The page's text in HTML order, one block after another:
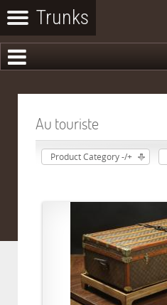
Au touriste
Product Category -/+